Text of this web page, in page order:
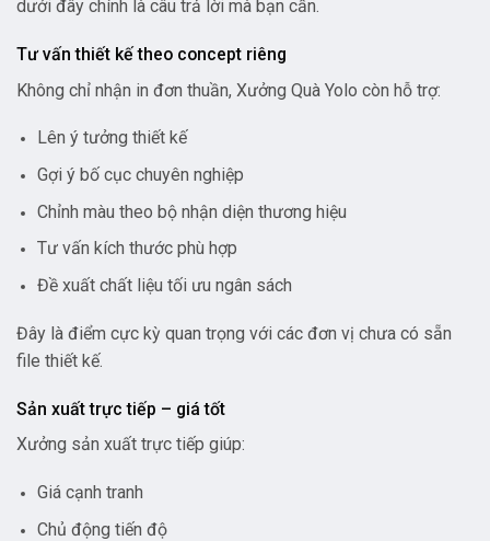
dưới đây chính là câu trả lời mà bạn cần.
Tư vấn thiết kế theo concept riêng
Không chỉ nhận in đơn thuần, Xưởng Quà Yolo còn hỗ trợ:
Lên ý tưởng thiết kế
Gợi ý bố cục chuyên nghiệp
Chỉnh màu theo bộ nhận diện thương hiệu
Tư vấn kích thước phù hợp
Đề xuất chất liệu tối ưu ngân sách
Đây là điểm cực kỳ quan trọng với các đơn vị chưa có sẵn
file thiết kế.
Sản xuất trực tiếp – giá tốt
Xưởng sản xuất trực tiếp giúp:
Giá cạnh tranh
Chủ động tiến độ